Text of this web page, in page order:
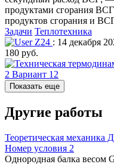
продуктами сгорания
продуктов сгорания и
Задачи Теплотехника
Z24 : 14 декабря
180 руб.
Показать еще
Другие работы
Теоретическая
Номер условия 2
Однородная балка весом